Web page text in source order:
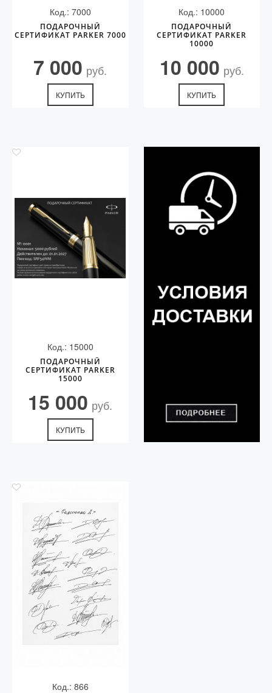
Код.: 7000
ПОДАРОЧНЫЙ
СЕРТИФИКАТ PARKER 7000
7 000 руб.
КУПИТЬ
Код.: 10000
ПОДАРОЧНЫЙ
СЕРТИФИКАТ PARKER
10000
10 000 руб.
КУПИТЬ
Код.: 15000
ПОДАРОЧНЫЙ
СЕРТИФИКАТ PARKER
15000
15 000 руб.
КУПИТЬ
Код.: 866